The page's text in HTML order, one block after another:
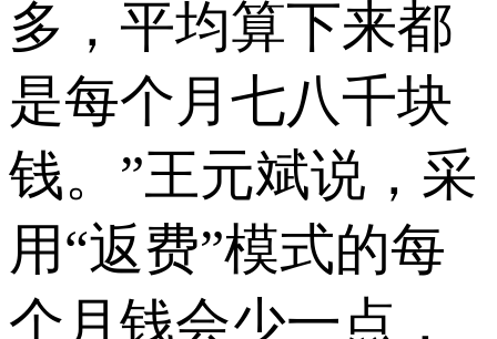
多，平均算下来都
是每个月七八千块
钱。”王元斌说，采
用“返费”模式的每
个月钱会少一点，